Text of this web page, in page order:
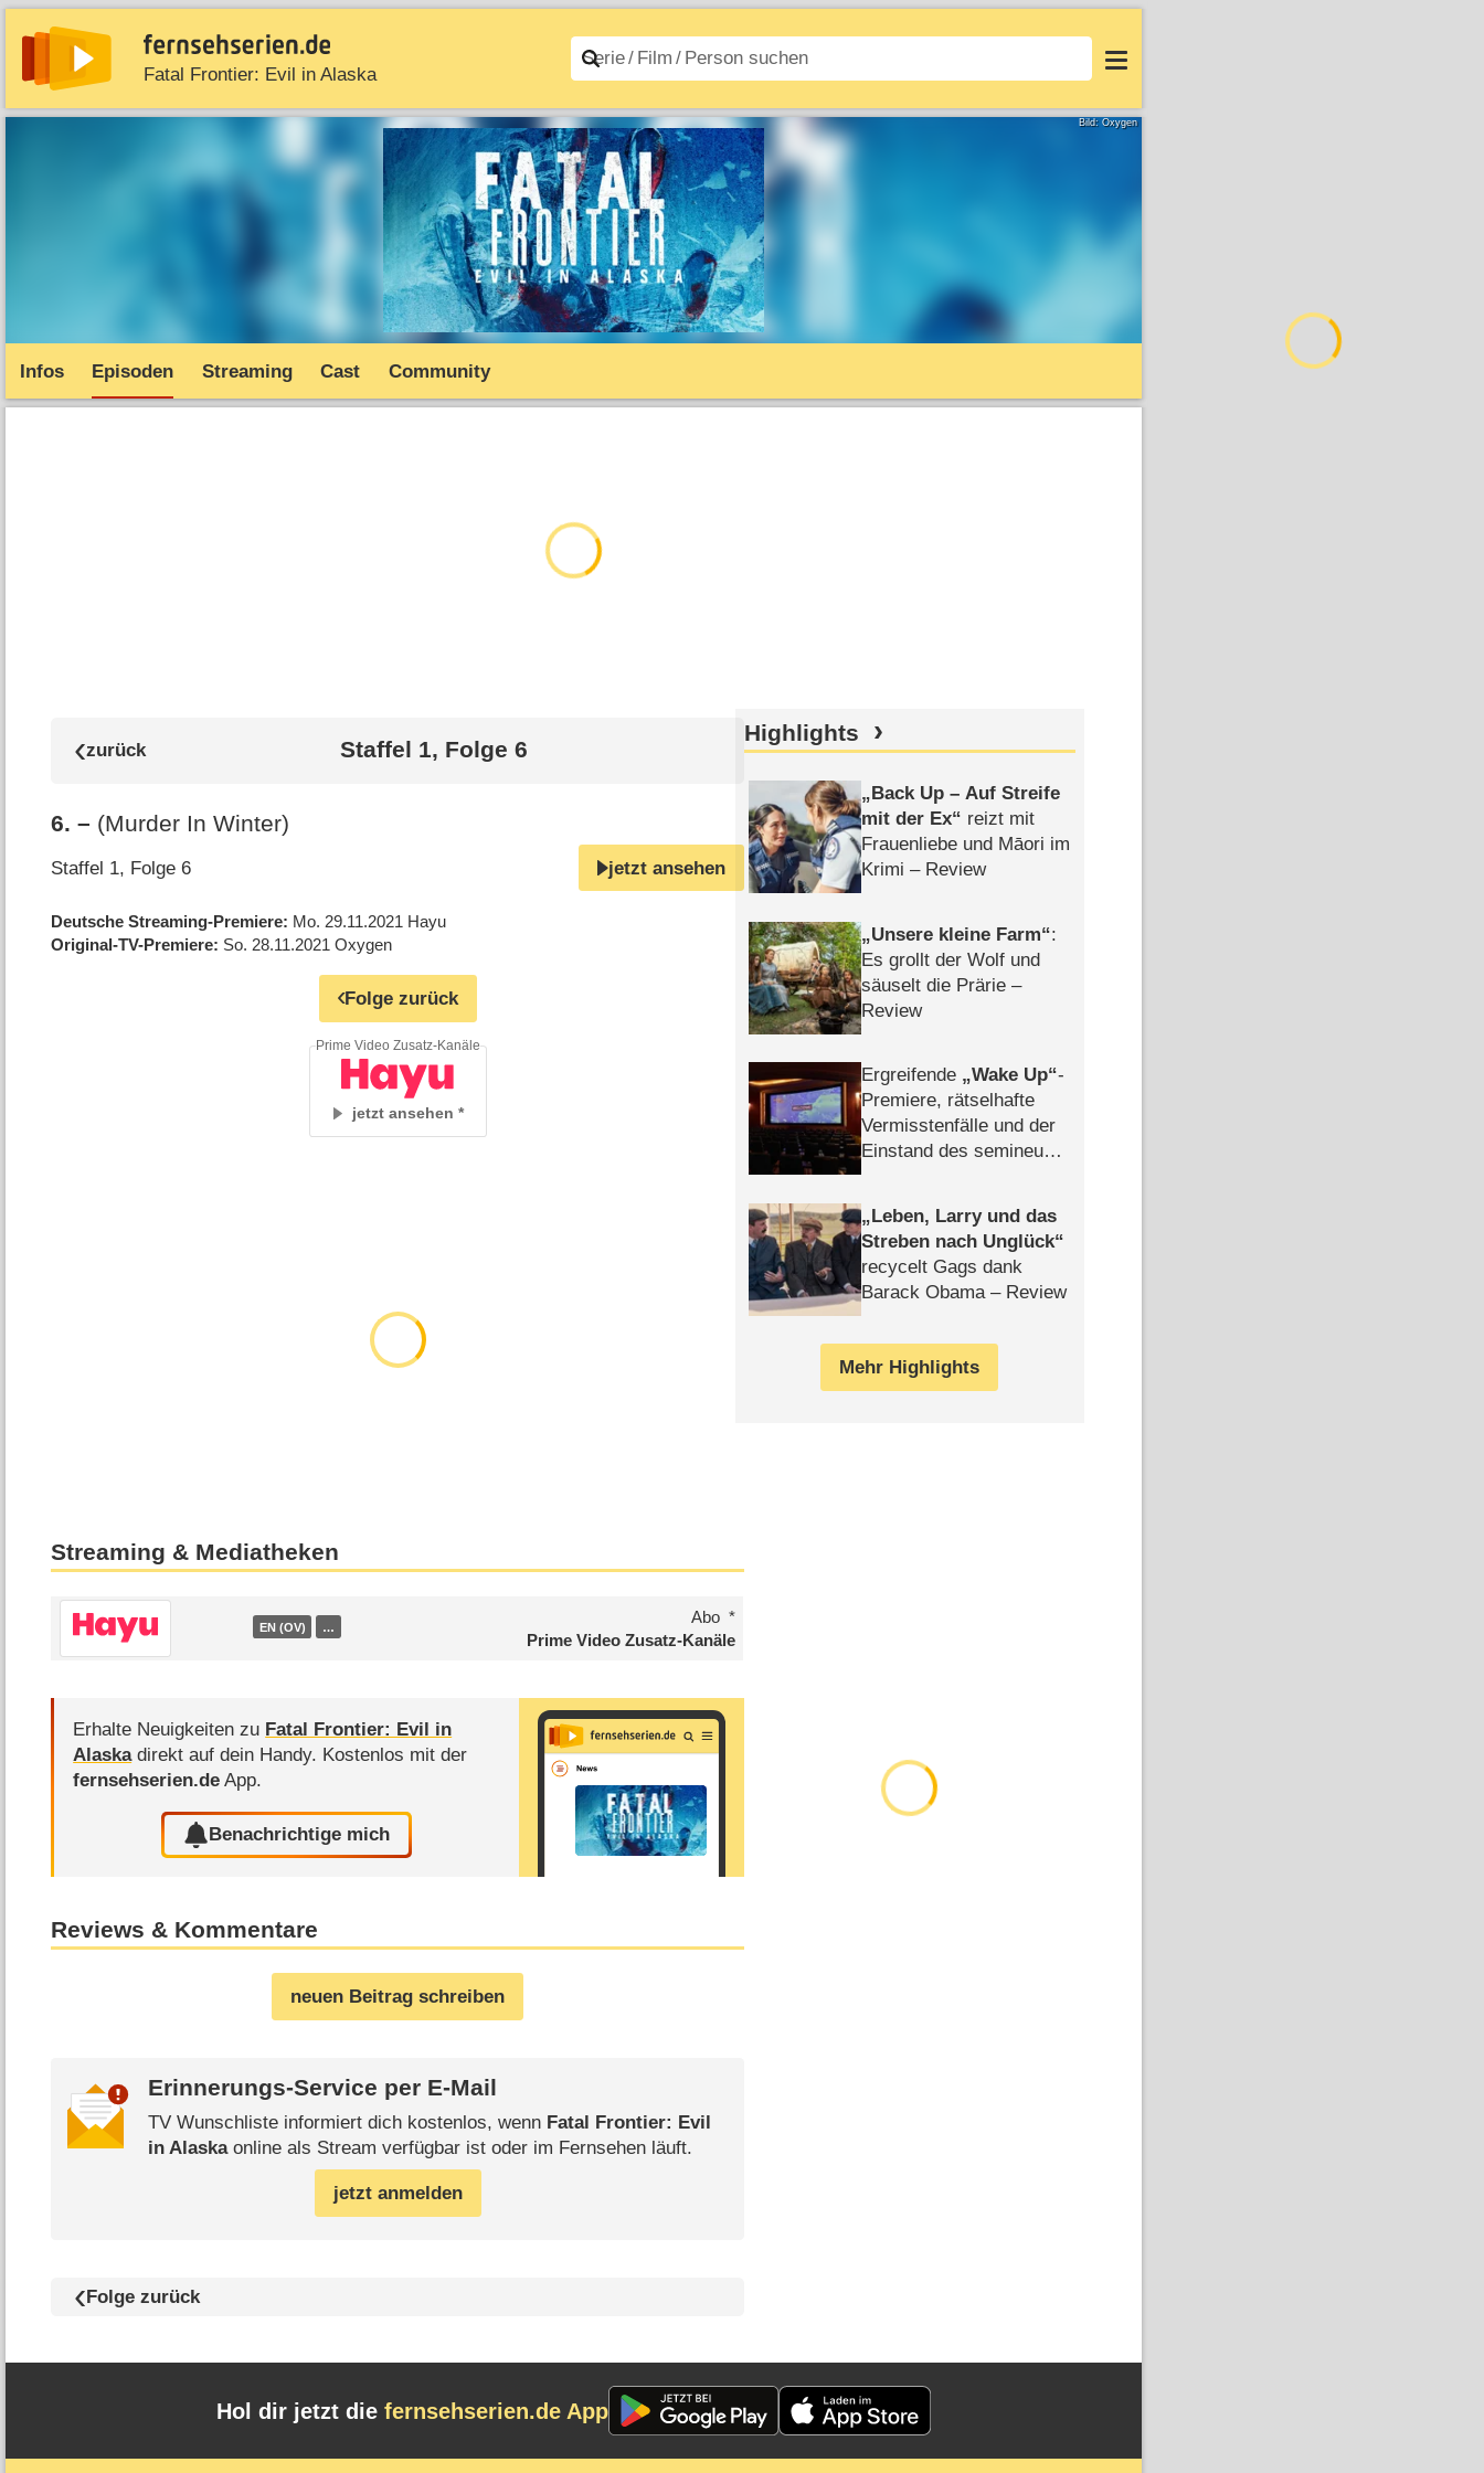
Fatal Frontier: Evil in Alaska
News Entdecken Streaming TV-Starts Filme A–Z Login
Bild: Oxygen
Infos Episoden Streaming Cast Community
Staffel 1, Folge 6
6.– (Murder In Winter)
Staffel 1, Folge 6 jetzt ansehen
Deutsche Streaming-Premiere Mo. 29.11.2021 Hayu
Original-TV-Premiere So. 28.11.2021 Oxygen
Folge zurück
jetzt ansehen
Prime Video Zusatz-Kanäle
Streaming & Mediatheken
EN (OV) …
Abo
Prime Video Zusatz-Kanäle
Erhalte Neuigkeiten zu Fatal Frontier: Evil in
Alaskadirekt auf dein Handy. Kostenlos mit der
fernsehserien.de App.
Benachrichtige mich
Reviews & Kommentare
neuen Beitrag schreiben
Erinnerungs-Service per E-Mail
TV Wunschliste informiert dich kostenlos, wenn Fatal Frontier: Evil
in Alaskaonline als Stream verfügbar ist oder im Fernsehen läuft.
jetzt anmelden
Folge zurück
Highlights
Back Up – Auf Streife
mit der Ex
reizt mit
Frauenliebe und Māori im
Krimi – Review
Unsere kleine Farm :
Es grollt der Wolf und
säuselt die Prärie –
Review
Ergreifende Wake Up -
Premiere, rätselhafte
Vermisstenfälle und der
Einstand des semineuen
Leben, Larry und das
Streben nach Unglück
recycelt Gags dank
Barack Obama – Review
Mehr Highlights
Hol dir jetzt die fernsehserien.de App